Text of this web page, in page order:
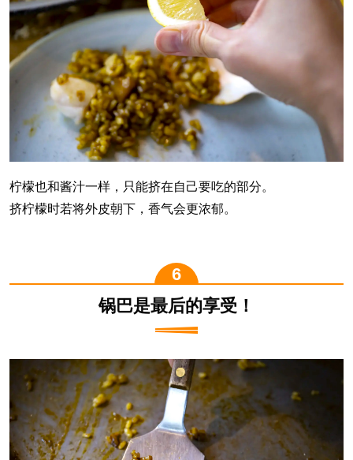
柠檬也和酱汁一样，只能挤在自己要吃的部分。
挤柠檬时若将外皮朝下，香气会更浓郁。
锅巴是最后的享受！